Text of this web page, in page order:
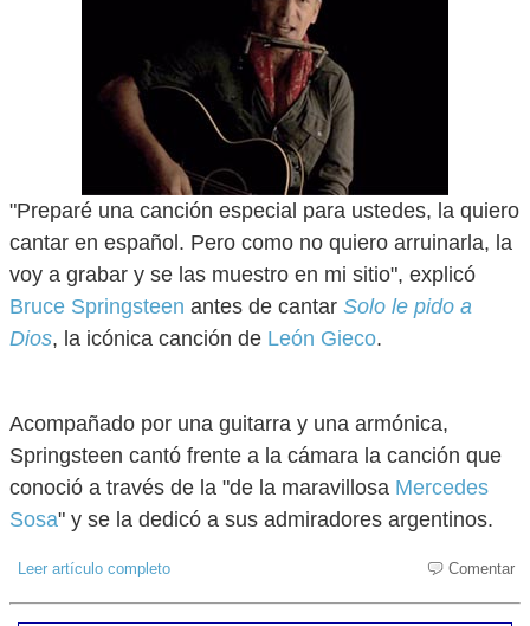
"Preparé una canción especial para ustedes, la quiero
cantar en español. Pero como no quiero arruinarla, la
voy a grabar y se las muestro en mi sitio", explicó
Bruce Springsteen antes de cantar Solo le pido a
Dios, la icónica canción de León Gieco.
Acompañado por una guitarra y una armónica,
Springsteen cantó frente a la cámara la canción que
conoció a través de la "de la maravillosa Mercedes
Sosa" y se la dedicó a sus admiradores argentinos.
Leer artículo completo Comentar